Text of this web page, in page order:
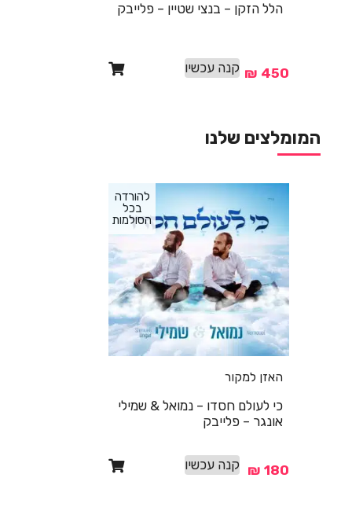
הלל הזקן – בנצי שטיין – פלייבק
₪ 450 קנה עכשיו
המומלצים שלנו
להורדה
בכל
הסולמות
האזן למקור
כי לעולם חסדו – נמואל & שמילי
אונגר – פלייבק
₪ 180 קנה עכשיו